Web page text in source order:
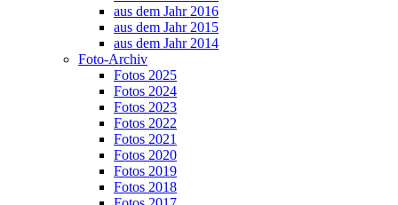
aus dem Jahr 2016
aus dem Jahr 2015
aus dem Jahr 2014
Foto-Archiv
Fotos 2025
Fotos 2024
Fotos 2023
Fotos 2022
Fotos 2021
Fotos 2020
Fotos 2019
Fotos 2018